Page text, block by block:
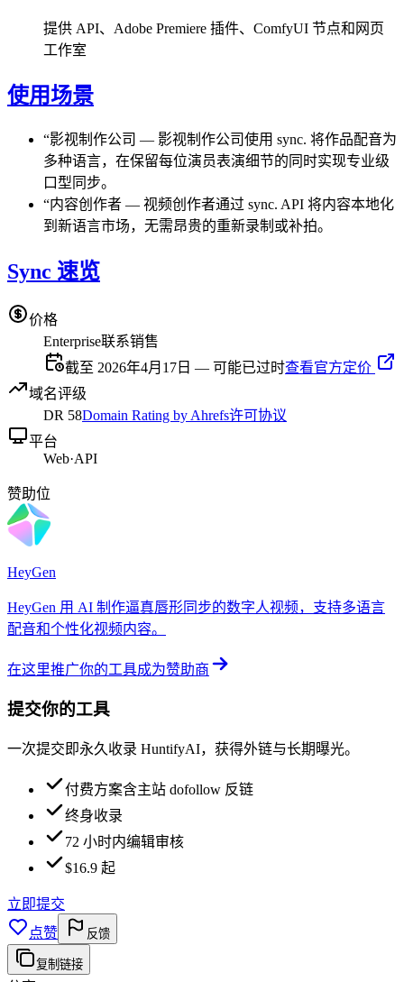
提供 API、Adobe Premiere 插件、ComfyUI 节点和网页
工作室
使用场景
“影视制作公司 — 影视制作公司使用 sync. 将作品配音为
多种语言，在保留每位演员表演细节的同时实现专业级
口型同步。
“内容创作者 — 视频创作者通过 sync. API 将内容本地化
到新语言市场，无需昂贵的重新录制或补拍。
Sync 速览
价格
Enterprise联系销售
截至 2026年4月17日 — 可能已过时查看官方定价
域名评级
DR 58Domain Rating by Ahrefs许可协议
平台
Web·API
赞助位
HeyGen
HeyGen 用 AI 制作逼真唇形同步的数字人视频，支持多语言
配音和个性化视频内容。
在这里推广你的工具成为赞助商
提交你的工具
一次提交即永久收录 HuntifyAI，获得外链与长期曝光。
付费方案含主站 dofollow 反链
终身收录
72 小时内编辑审核
$16.9 起
立即提交
点赞
反馈
复制链接